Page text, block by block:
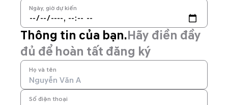
Ngày, giờ dự kiến
Thông tin của bạn.Hãy điền đầy
đủ để hoàn tất đăng ký
Họ và tên
Số điện thoại